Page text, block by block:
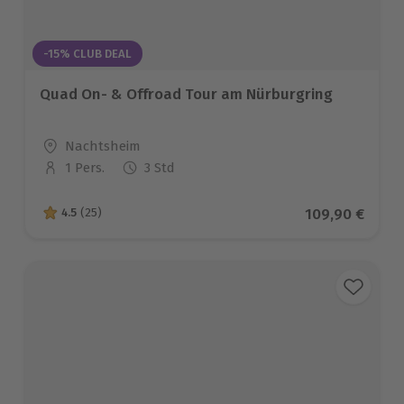
-15% CLUB DEAL
Quad On- & Offroad Tour am Nürburgring
Standort
Nachtsheim
Anzahl der Teilnehmer
1 Pers. 3 Std
4.5 von 5 Sternen basierend auf 25 Bewertungen
4.5 (25) Aktueller
109,90 €